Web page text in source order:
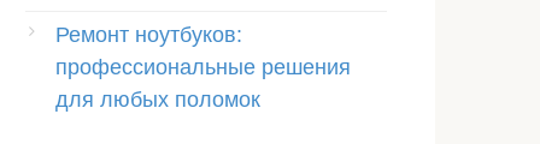
Ремонт ноутбуков:
профессиональные решения
для любых поломок